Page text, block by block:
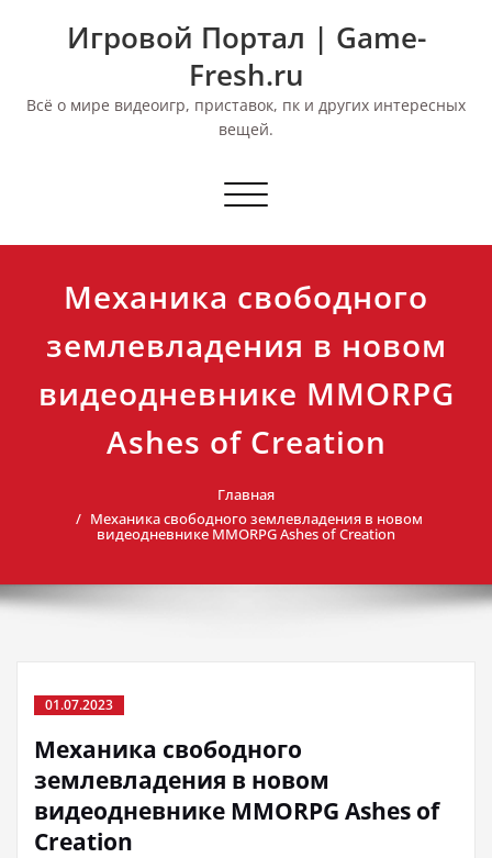
Игровой Портал | Game-
Fresh.ru
Всё о мире видеоигр, приставок, пк и других интересных
вещей.
Переключить
Механика свободного
землевладения в новом
видеодневнике MMORPG
Ashes of Creation
Главная
Механика свободного землевладения в новом
видеодневнике MMORPG Ashes of Creation
01.07.2023
Механика свободного
землевладения в новом
видеодневнике MMORPG Ashes of
Creation